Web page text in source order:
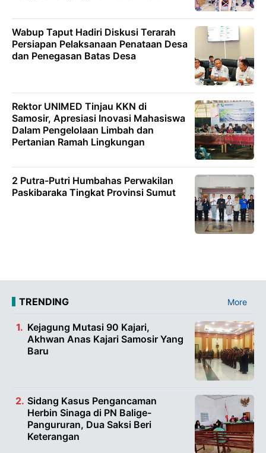
Wabup Taput Hadiri Diskusi Terarah
Persiapan Pelaksanaan Penataan Desa
dan Penegasan Batas Desa
Rektor UNIMED Tinjau KKN di
Samosir, Apresiasi Inovasi Mahasiswa
Dalam Pengelolaan Limbah dan
Pertanian Ramah Lingkungan
2 Putra-Putri Humbahas Perwakilan
Paskibaraka Tingkat Provinsi Sumut
TRENDING More
Kejagung Mutasi 90 Kajari,
Akhwan Anas Kajari Samosir Yang
Baru
Sidang Kasus Pengancaman
Herbin Sinaga di PN Balige-
Pangururan, Dua Saksi Beri
Keterangan